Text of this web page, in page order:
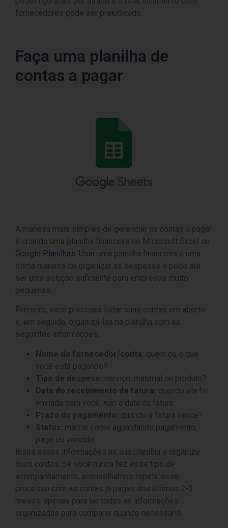
fornecedores pode ser prejudicado.
Faça uma planilha de
contas a pagar
A maneira mais simples de gerenciar as contas a pagar
é criando uma planilha financeira no Microsoft Excel ou
Google Planilhas. Usar uma planilha financeira é uma
ótima maneira de organizar as despesas e pode até
ser uma solução suficiente para empresas muito
pequenas.
Primeiro, você precisará listar suas contas em aberto
e, em seguida, organizá-las na planilha com as
seguintes informações:
Nome do fornecedor/conta: quem ou o que
você está pagando?
Tipo de despesa: serviço, material ou produto?
Data do recebimento da fatura: quando ela foi
enviada para você, não a data da fatura.
Prazo do pagamento: quando a fatura vence?
Status: marcar como aguardando pagamento,
pago ou vencido.
Insira essas informações na sua planilha e organize
suas contas. Se você nunca fez esse tipo de
acompanhamento, aconselhamos repetir esse
processo com as contas já pagas dos últimos 2-3
meses, apenas para ter todas as informações
organizadas para comparar quando necessário.